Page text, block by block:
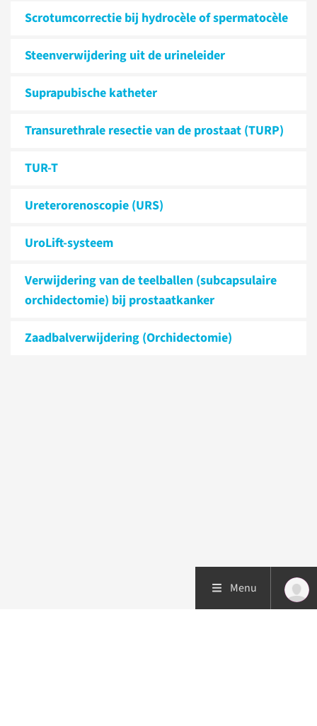
Scrotumcorrectie bij hydrocèle of spermatocèle
Steenverwijdering uit de urineleider
Suprapubische katheter
Transurethrale resectie van de prostaat (TURP)
TUR-T
Ureterorenoscopie (URS)
UroLift-systeem
Verwijdering van de teelballen (subcapsulaire
orchidectomie) bij prostaatkanker
Zaadbalverwijdering (Orchidectomie)
Menu